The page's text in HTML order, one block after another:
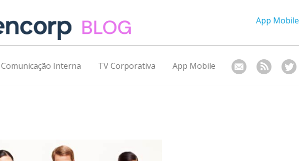
App Mobile
Comunicação Interna TV Corporativa App Mobile